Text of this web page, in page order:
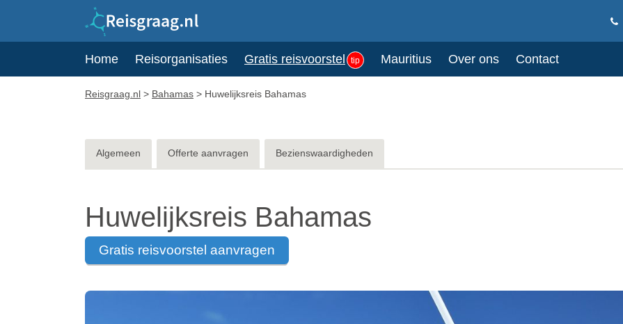
Home Reisorganisaties Gratis reisvoorstel tip Mauritius Over ons Contact
Reisgraag.nl > Bahamas > Huwelijksreis Bahamas
Algemeen Offerte aanvragen Bezienswaardigheden
Huwelijksreis Bahamas
gratis reisvoorstel aanvragen